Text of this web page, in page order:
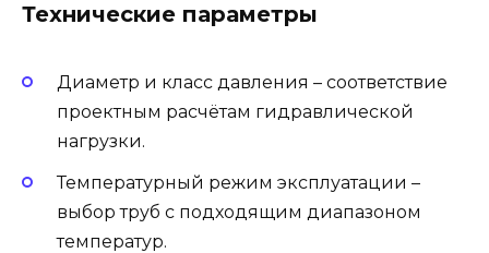
Технические параметры
Диаметр и класс давления – соответствие
проектным расчётам гидравлической
нагрузки.
Температурный режим эксплуатации –
выбор труб с подходящим диапазоном
температур.